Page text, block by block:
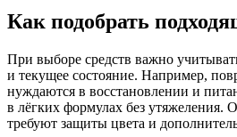
Как подобрать
При выборе средств важно
и текущее состояние. Например,
нуждаются в восстановлении и
в лёгких формулах без утяжеления.
требуют защиты цвета и